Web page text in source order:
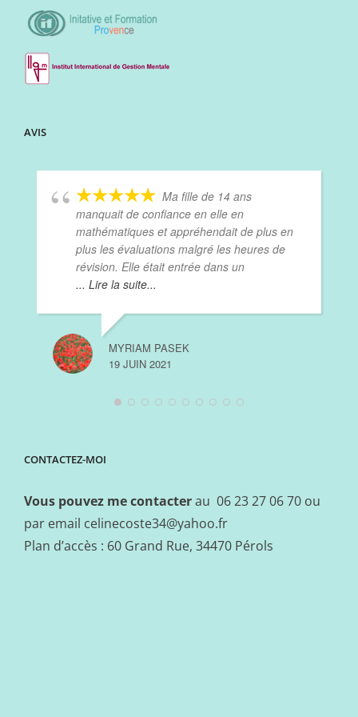
AVIS
Ma fille de 14 ans
manquait de confiance en elle en
mathématiques et appréhendait de plus en
plus les évaluations malgré les heures de
révision. Elle était entrée dans un
... Lire la suite...
MYRIAM PASEK
19 JUIN 2021
CONTACTEZ-MOI
Vous pouvez me contacterau 06 23 27 06 70 ou
par email celinecoste34@yahoo.fr
Plan d’accès : 60 Grand Rue, 34470 Pérols